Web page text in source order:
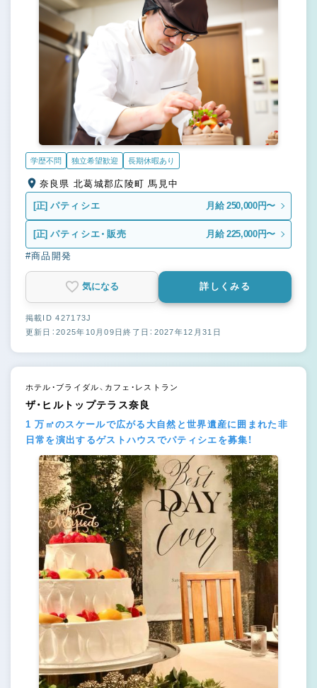
学歴不問 独立希望歓迎 長期休暇あり
奈良県 北葛城郡広陵町 馬見中
[正] パティシエ 月給 250,000円〜
[正] パティシエ・販売 月給 225,000円〜
#商品開発
気になる 詳しくみる
掲載ID 427173J
更新日：2025年10月09日終了日：2027年12月31日
ホテル・ブライダル、カフェ・レストラン
ザ・ヒルトップテラス奈良
1 万㎡のスケールで広がる大自然と世界遺産に囲まれた非
日常を演出するゲストハウスでパティシエを募集！